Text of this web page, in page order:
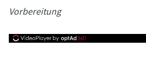
Vorbereitung